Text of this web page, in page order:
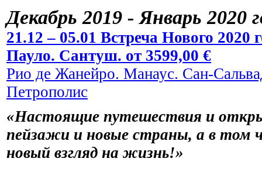
Декабрь 2019 - Январь 2020
21.12 – 05.01 Встреча Нового
Пауло. Сантуш. от 3599,00 €
Рио де Жанейро. Манаус. Сан-
Петрополис
«Настоящие путешествия и
пейзажи и новые страны, а в том
новый взгляд на жизнь!»